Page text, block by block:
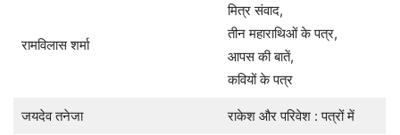
रामविलास शर्मा
मित्र संवाद,
तीन महाराथिओं के पत्र,
आपस की बातें,
कवियों के पत्र
जयदेव तनेजा राकेश और परिवेश : पत्रों में